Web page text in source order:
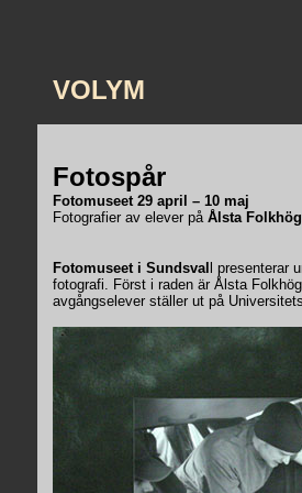
VOLYM
Fotospår
Fotomuseet 29 april – 10 maj
Fotografier av elever på Ålsta
Fotomuseet i Sundsval
l presenterar
fotografi. Först i raden är Ålsta
avgångselever ställer ut på